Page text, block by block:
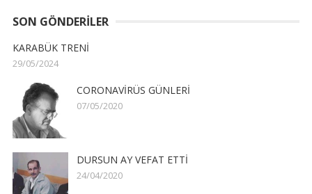
SON GÖNDERILER
KARABÜK TRENİ
29/05/2024
CORONAVİRÜS GÜNLERİ
07/05/2020
DURSUN AY VEFAT ETTİ
24/04/2020